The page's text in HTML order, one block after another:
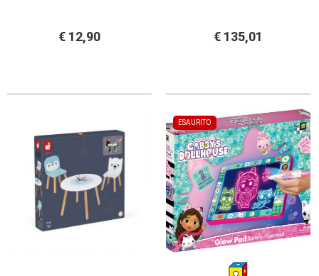
€ 12,90 € 135,01
ESAURITO